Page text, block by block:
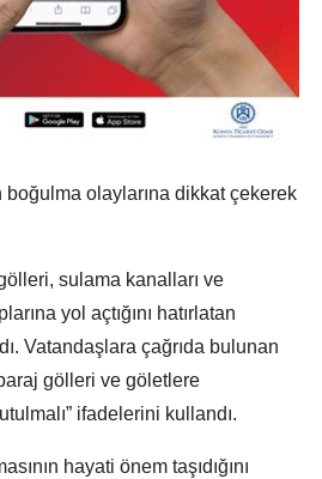
olaylarına dikkat çekerek
sulama kanalları ve
yol açtığını hatırlatan
Vatandaşlara çağrıda bulunan
gölleri ve göletlere
ifadelerini kullandı.
hayati önem taşıdığını